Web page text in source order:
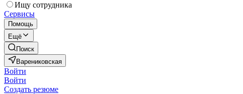
Ищу сотрудника
Сервисы
Помощь
Ещё
Поиск
Варениковская
Войти
Войти
Создать резюме